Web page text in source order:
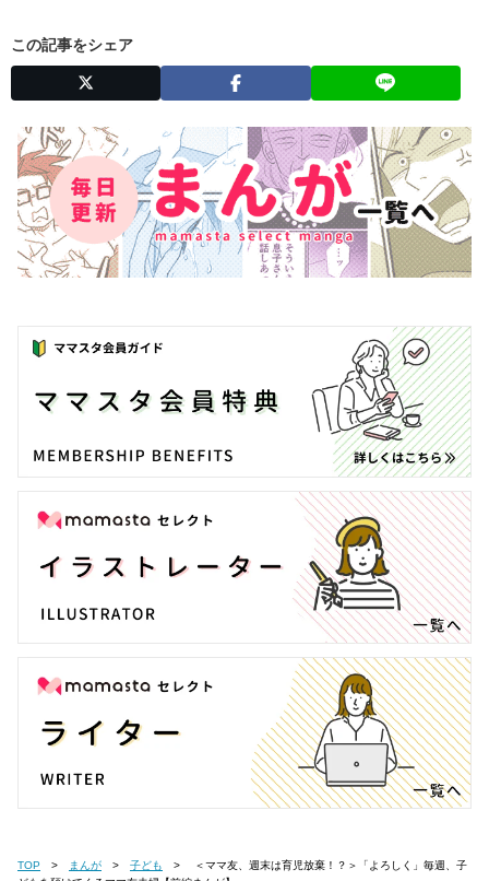
この記事をシェア
TOP まんが 子ども